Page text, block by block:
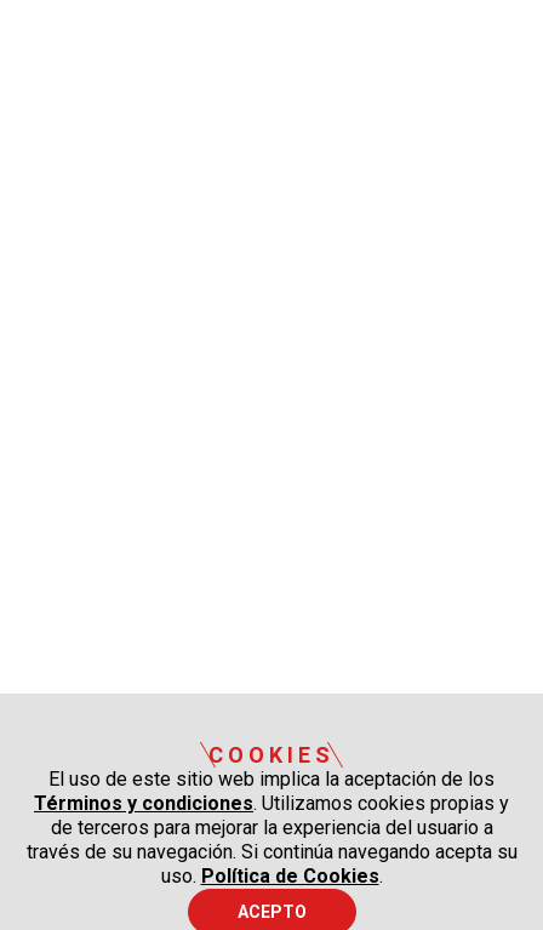
COOKIES
El uso de este sitio web implica la aceptación de los
Términos y condiciones. Utilizamos cookies propias y
de terceros para mejorar la experiencia del usuario a
través de su navegación. Si continúa navegando acepta su
uso. Política de Cookies.
ACEPTO